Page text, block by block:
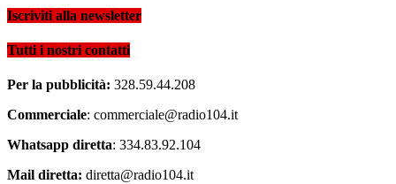
Iscriviti alla newsletter
Tutti i nostri contatti
Per la pubblicità: 328.59.44.208
Commerciale: commerciale@radio104.it
Whatsapp diretta: 334.83.92.104
Mail diretta: diretta@radio104.it